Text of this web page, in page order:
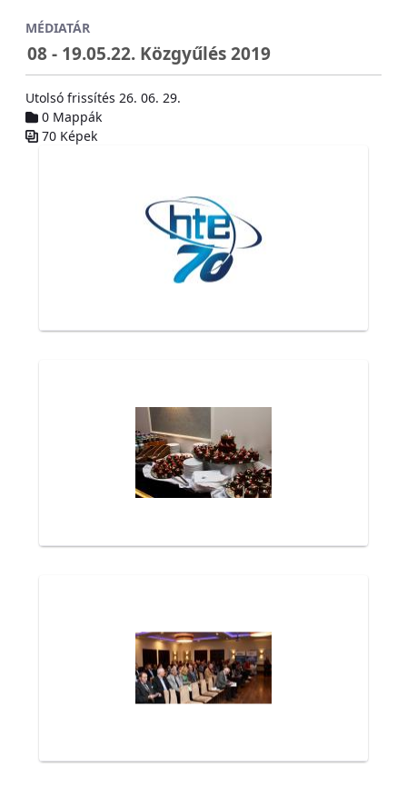
Ugrás a fő tartalomhoz
MÉDIATÁR
08 - 19.05.22. Közgyűlés 2019
Utolsó frissítés 26. 06. 29.
0 Mappák
70 Képek